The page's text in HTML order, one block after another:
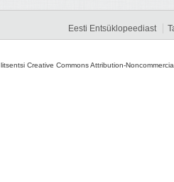
Eesti Entsüklopeediast
Creative Commons Attribution-